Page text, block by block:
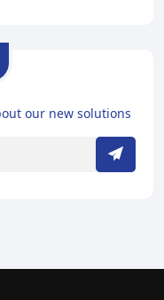
our new solutions